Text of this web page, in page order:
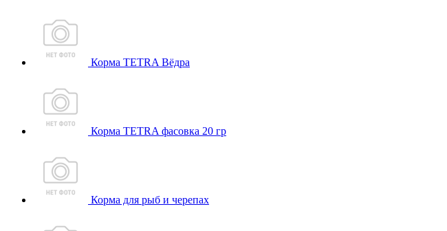
Корма TETRA Вёдра
Корма TETRA фасовка 20 гр
Корма для рыб и черепах